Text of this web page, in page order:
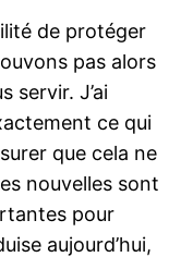
de protéger
pas alors
servir. J’ai
ce qui
que cela ne
nouvelles sont
pour
aujourd’hui,